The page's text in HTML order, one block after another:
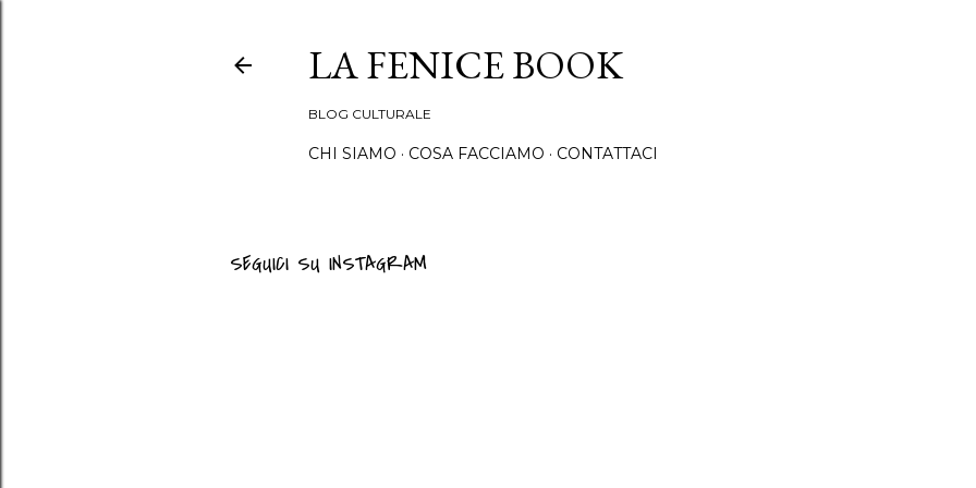
LA FENICE BOOK
BLOG CULTURALE
CHI SIAMO COSA FACCIAMO CONTATTACI
SEGUICI SU INSTAGRAM